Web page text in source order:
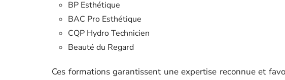
BP Esthétique
BAC Pro Esthétique
CQP Hydro Technicien
Beauté du Regard
Ces formations garantissent une expertise reconnue et